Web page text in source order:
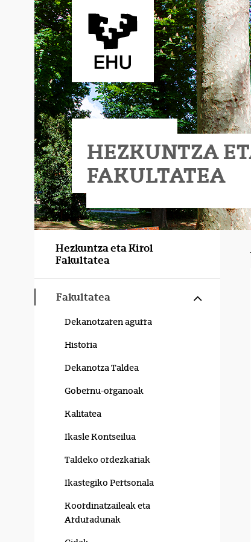
Eduki nagusira joan
HEZKUNTZA
FAKULTATEA
Hezkuntza eta Kirol
Fakultatea
Fakultatea Erakutsi/
Dekanotzaren agurra
Historia
Dekanotza Taldea
Gobernu-organoak
Kalitatea
Ikasle Kontseilua
Taldeko ordezkariak
Ikastegiko Pertsonala
Koordinatzaileak eta
Arduradunak